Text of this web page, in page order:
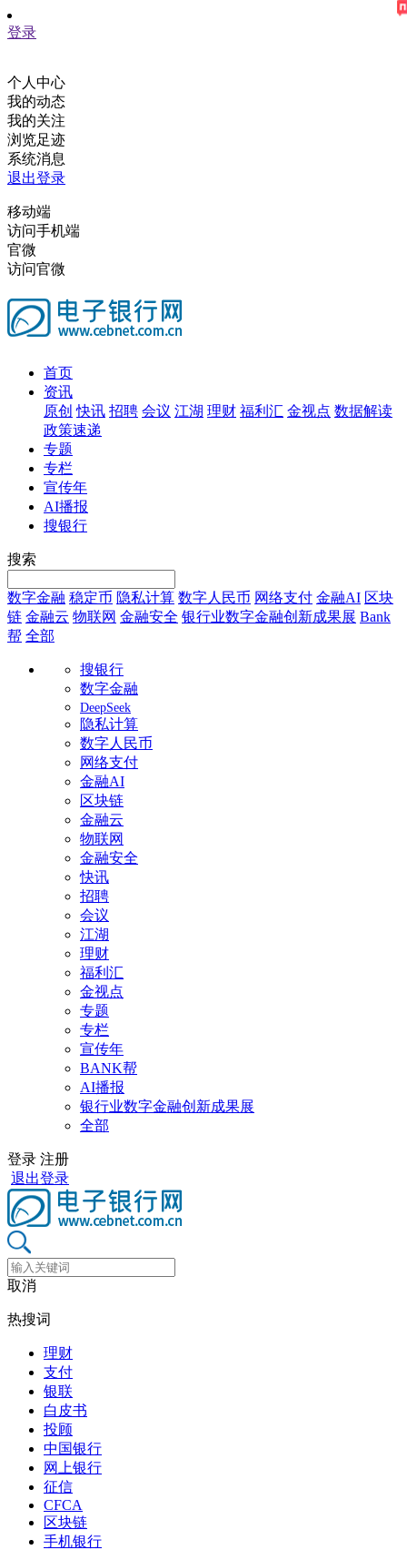
登录
个人中心
我的动态
我的关注
浏览足迹
系统消息
退出登录
移动端
访问手机端
官微
访问官微
首页
资讯
原创 快讯 招聘 会议 江湖 理财 福利汇 金视点 数据解读
政策速递
专题
专栏
宣传年
AI播报
搜银行
搜索
数字金融 稳定币 隐私计算 数字人民币 网络支付 金融AI 区块
链 金融云 物联网 金融安全 银行业数字金融创新成果展 Bank
帮 全部
搜银行
数字金融
DeepSeek
隐私计算
数字人民币
网络支付
金融AI
区块链
金融云
物联网
金融安全
快讯
招聘
会议
江湖
理财
福利汇
金视点
专题
专栏
宣传年
BANK帮
AI播报
银行业数字金融创新成果展
全部
登录 注册
退出登录
取消
热搜词
理财
支付
银联
白皮书
投顾
中国银行
网上银行
征信
CFCA
区块链
手机银行